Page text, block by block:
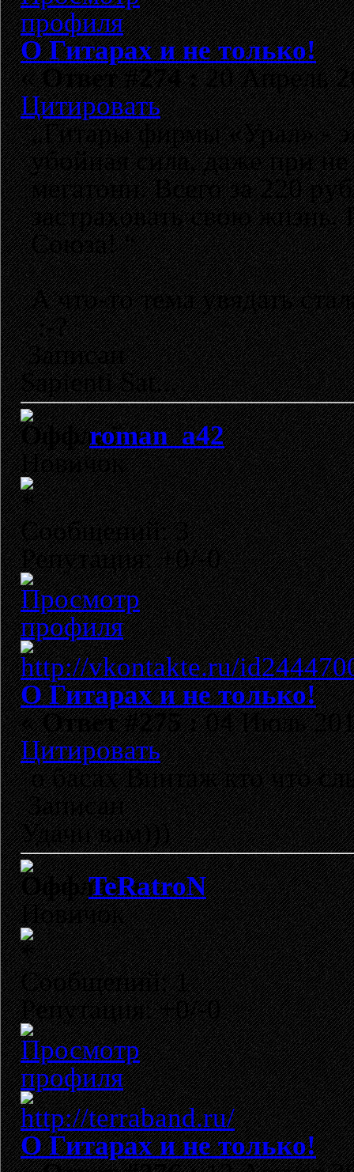
О Гитарах и не только!
«Ответ #274 :20 Апрель
Цитировать
„Гитары фирмы «Урал» -
убойная сила, даже при
мегатонн. Всего за 220
застраховать свою
Союза! “
А что-то тема увядать
:-?
Записан
Sapienti Sat...
roman_a42
Новичок
Сообщений: 3
Репутация: +0/-0
О Гитарах и не только!
«Ответ #275 :04 Июль
Цитировать
о басах Винтаж кто что
Записан
Удачи вам)))
TeRatroN
Новичок
Сообщений: 1
Репутация: +0/-0
О Гитарах и не только!